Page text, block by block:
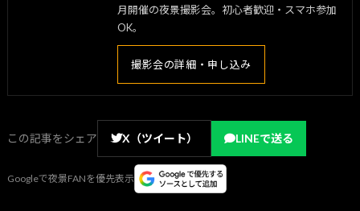
月開催の夜景撮影会。初心者歓迎・スマホ参加
OK。
撮影会の詳細・申し込み
この記事をシェア X（ツイート） LINEで送る
Googleで夜景FANを優先表示